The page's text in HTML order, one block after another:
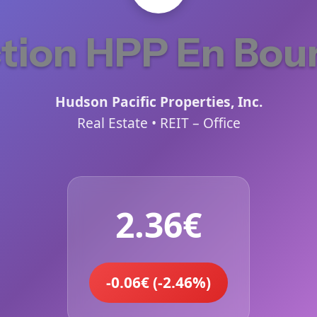
HPP En
Hudson Pacific Properties, Inc.
Real Estate • REIT – Office
2.36€
-0.06€ (-2.46%)